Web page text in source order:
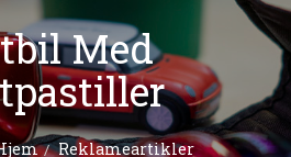
Med
Reklameartikler